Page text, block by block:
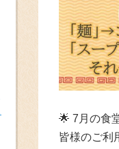
🌟 7月の食
皆様のご利